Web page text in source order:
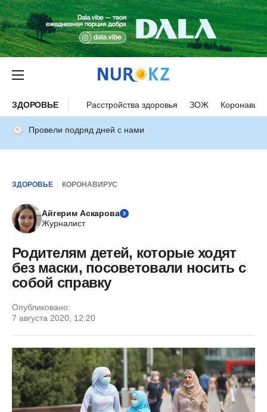
ЗДОРОВЬЕ Расстройства здоровья ЗОЖ
Провели подряд дней с нами
ЗДОРОВЬЕ КОРОНАВИРУС
Айгерим Аскарова
Журналист
Родителям детей, которые ходят
без маски, посоветовали носить с
собой справку
Опубликовано:
7 августа 2020, 12:20